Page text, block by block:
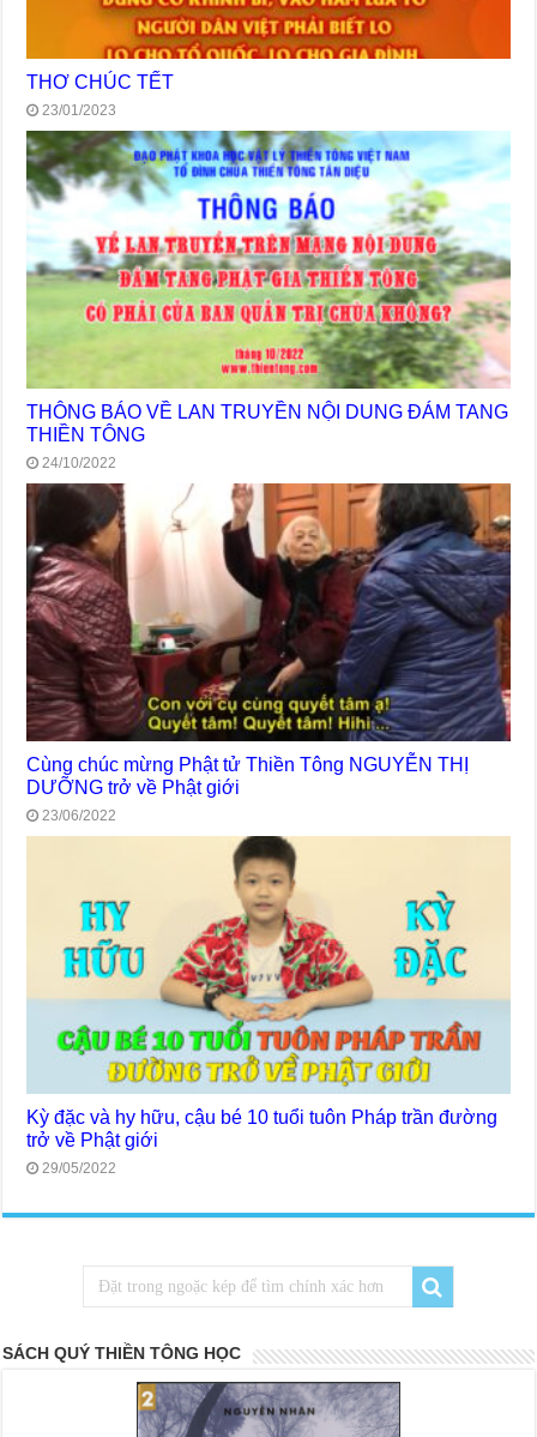
THƠ CHÚC TẾT
23/01/2023
THÔNG BÁO VỀ LAN TRUYỀN NỘI DUNG ĐÁM TANG
THIỀN TÔNG
24/10/2022
Cùng chúc mừng Phật tử Thiền Tông NGUYỄN THỊ
DƯỠNG trở về Phật giới
23/06/2022
Kỳ đặc và hy hữu, cậu bé 10 tuổi tuôn Pháp trần đường
trở về Phật giới
29/05/2022
SÁCH QUÝ THIỀN TÔNG HỌC